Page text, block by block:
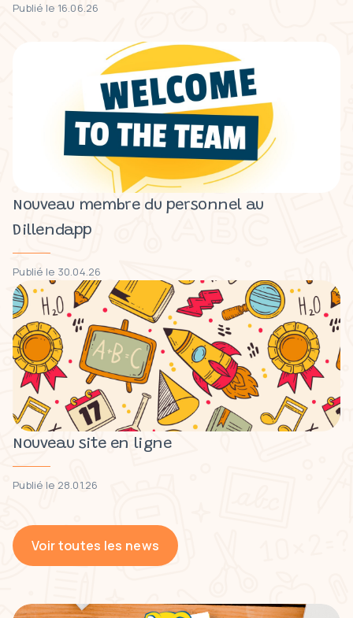
Publié le 16.06.26
Nouveau membre du personnel au
Dillendapp
Publié le 30.04.26
Nouveau site en ligne
Publié le 28.01.26
Voir toutes les news